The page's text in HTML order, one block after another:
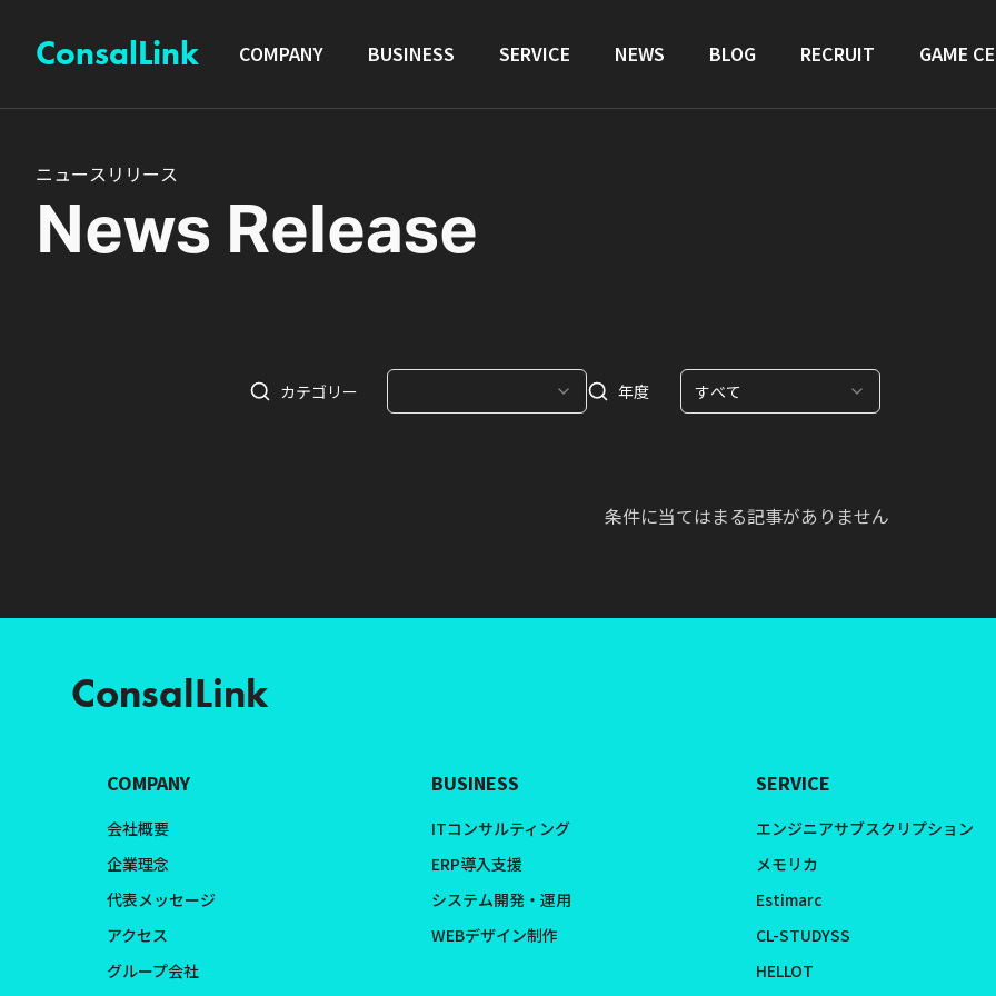
ConsalLink COMPANY BUSINESS SERVICE NEWS BLOG RECRUIT GAME
ニュースリ リース
News Release
カテゴリー 年度 すべて
条件に当てはまる記事がありません
ConsalLink
COMPANY
会社概要
企業理念
代表メッセージ
アクセス
グループ会社
BUSINESS
ITコンサルティング
ERP導入支援
システム開発・運用
WEBデザイン制作
SERVICE
エンジニアサブスクリプション
メモリカ
Estimarc
CL-STUDYSS
HELLOT